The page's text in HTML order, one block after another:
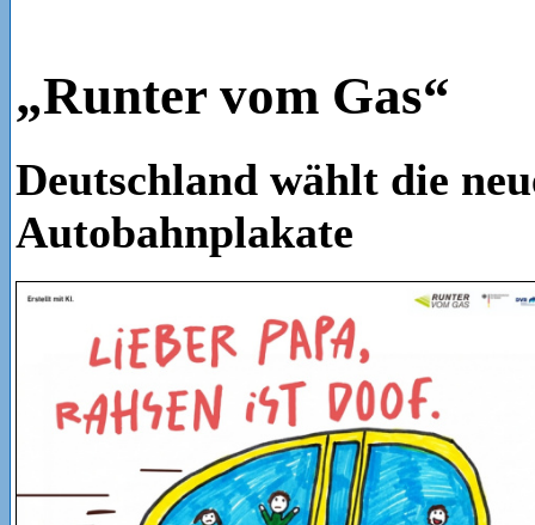
„Runter vom Gas“
Deutschland wählt die
Autobahnplakate